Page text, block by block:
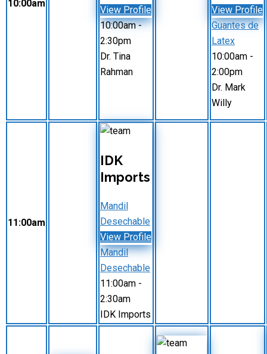
10:00am
View Profile
10:00am -
2:30pm
Dr. Tina
Rahman
View Profile
Guantes de
Latex
10:00am -
2:00pm
Dr. Mark
Willy
11:00am
IDK
Imports
Mandil
Desechable
View Profile
Mandil
Desechable
11:00am -
2:30am
IDK Imports